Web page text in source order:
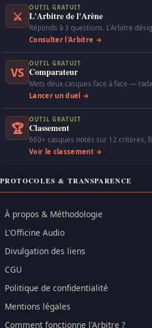
⚔
OUTIL GRATUIT
L'Arbitre de l'Arène
Réponds à 3 questions. L'Arbitre
Consulter l'Arbitre →
VS
OUTIL GRATUIT
Comparateur
Mets deux casques face à face —
Lancer un duel →
🏆
OUTIL GRATUIT
Classement
660+ casques notés sur 12 critères,
Voir le classement →
PROTOCOLES & TRANSPARENCE
À propos & Méthodologie
L'Officine Audio
Divulgation des liens
CGU
Politique de confidentialité
Mentions légales
Comment fonctionne l'Arbitre ?